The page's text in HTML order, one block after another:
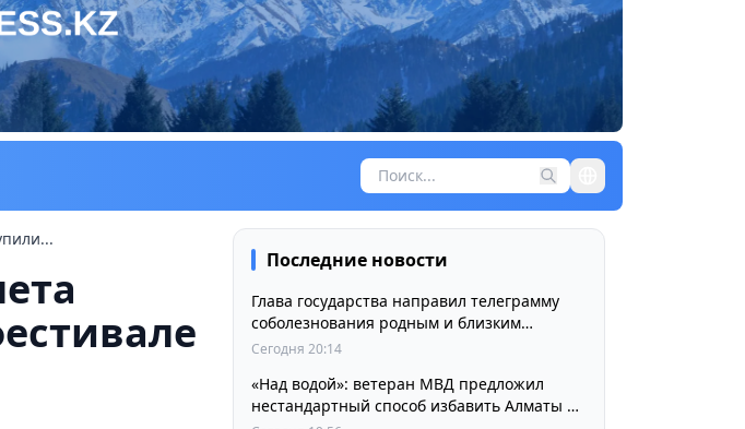
Последние новости
Глава государства направил телеграмму
соболезнования родным и близким
выдающегося кинорежиссера Ардака
Сегодня 20:14
«Над водой»: ветеран МВД предложил
нестандартный способ избавить Алматы от